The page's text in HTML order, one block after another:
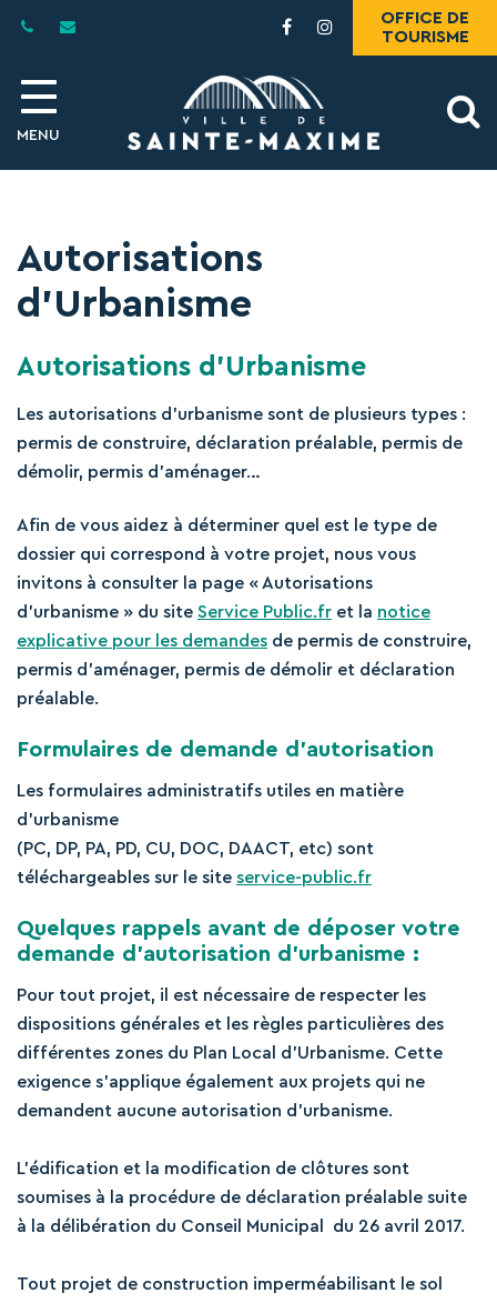
Lien
le
compte
Facebook
OFFICE DE
TOURISME
MENU
Autorisations
d’Urbanisme
Autorisations d’Urbanisme
Les autorisations d’urbanisme sont de plusieurs types :
permis de construire, déclaration préalable, permis de
démolir, permis d’aménager…
Afin de vous aidez à déterminer quel est le type de
dossier qui correspond à votre projet, nous vous
invitons à consulter la page « Autorisations
d’urbanisme » du site Service Public.fr et la notice
explicative pour les demandes de permis de construire,
permis d’aménager, permis de démolir et déclaration
préalable.
Formulaires de demande d’autorisation
Les formulaires administratifs utiles en matière
d’urbanisme
(PC, DP, PA, PD, CU, DOC, DAACT, etc) sont
téléchargeables sur le site service-public.fr
Quelques rappels avant de déposer votre
demande d’autorisation d’urbanisme :
Pour tout projet, il est nécessaire de respecter les
dispositions générales et les règles particulières des
différentes zones du Plan Local d’Urbanisme. Cette
exigence s’applique également aux projets qui ne
demandent aucune autorisation d’urbanisme.
L’édification et la modification de clôtures sont
soumises à la procédure de déclaration préalable suite
à la délibération du Conseil Municipal du 26 avril 2017.
Tout projet de construction imperméabilisant le sol